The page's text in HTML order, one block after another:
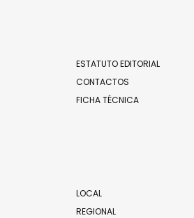
ESTATUTO EDITORIAL
CONTACTOS
FICHA TÉCNICA
LOCAL
REGIONAL